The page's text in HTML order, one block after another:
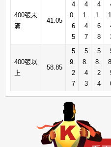
400張未
滿
41.05
4
0.
6
5
4
1.
4
7
4
1.
6
8
400張以
上
58.85
5
9.
2
7
5
8.
4
3
5
8.
2
4